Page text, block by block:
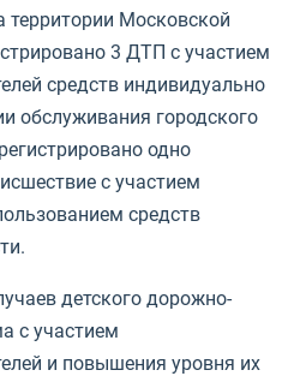
Московской
3 ДТП с участием
средств индивидуально
обслуживания городского
одно
с участием
средств
детского дорожно-
с участием
и повышения уровня их